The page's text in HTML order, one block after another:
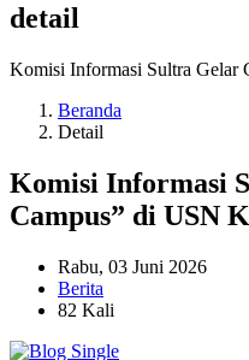
detail
Komisi Informasi Sultra Gelar
Beranda
Detail
Komisi Informasi
Campus” di USN
Rabu, 03 Juni 2026
Berita
82 Kali